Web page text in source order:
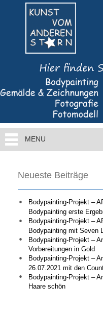
MENU
Neueste Beiträge
Bodypainting-Projekt –
Bodypainting erste
Bodypainting-Projekt –
Bodypainting mit Seven
Bodypainting-Projekt –
Vorbereitungen in Gold
Bodypainting-Projekt –
26.07.2021 mit den
Bodypainting-Projekt –
Haare schön